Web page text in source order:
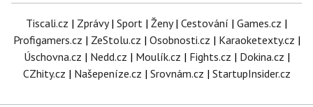
Tiscali.cz | Zprávy| Sport | Ženy| Cestování | Games.cz |
Profigamers.cz | ZeStolu.cz | Osobnosti.cz | Karaoketexty.cz |
Úschovna.cz | Nedd.cz | Moulík.cz | Fights.cz | Dokina.cz |
CZhity.cz | Našepeníze.cz | Srovnám.cz | StartupInsider.cz